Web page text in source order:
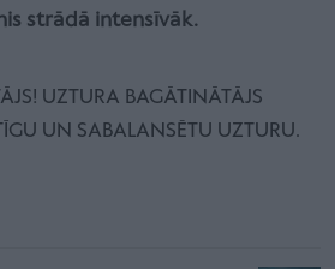
strādā intensīvāk.
UZTURA BAGĀTINĀTĀJS
UN SABALANSĒTU UZTURU.